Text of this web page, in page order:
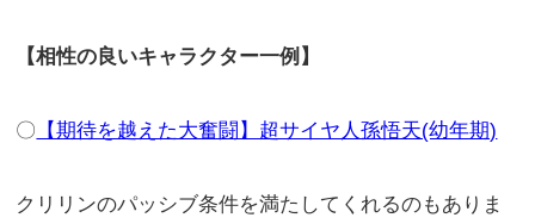
【相性の良いキャラクター一例】
〇 【期待を越えた大奮闘】超サイヤ人孫悟天(幼年期)
クリリンのパッシブ条件を満たしてくれるのもありま